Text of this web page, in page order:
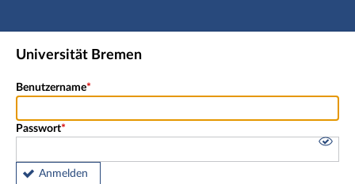
Hauptnavigation
Shibboleth Login
Universität Bremen
Benutzername
Passwort
Anmelden